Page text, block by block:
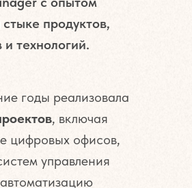
продуктов,
технологий.
годы реализовала
, включая
цифровых офисов,
управления